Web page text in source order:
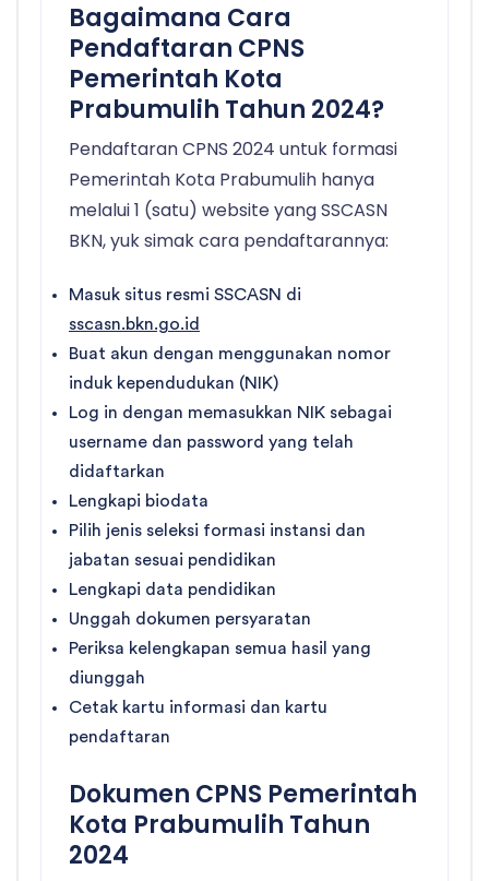
Bagaimana Cara
Pendaftaran CPNS
Pemerintah Kota
Prabumulih Tahun 2024?
Pendaftaran CPNS 2024 untuk formasi
Pemerintah Kota Prabumulih hanya
melalui 1 (satu) website yang SSCASN
BKN, yuk simak cara pendaftarannya:
Masuk situs resmi SSCASN di
sscasn.bkn.go.id
Buat akun dengan menggunakan nomor
induk kependudukan (NIK)
Log in dengan memasukkan NIK sebagai
username dan password yang telah
didaftarkan
Lengkapi biodata
Pilih jenis seleksi formasi instansi dan
jabatan sesuai pendidikan
Lengkapi data pendidikan
Unggah dokumen persyaratan
Periksa kelengkapan semua hasil yang
diunggah
Cetak kartu informasi dan kartu
pendaftaran
Dokumen CPNS Pemerintah
Kota Prabumulih Tahun
2024